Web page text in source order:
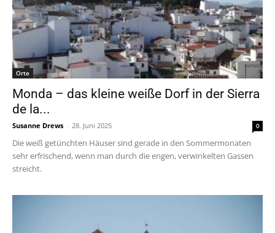
Orte
Monda – das kleine weiße Dorf in der Sierra
de la...
Susanne Drews - 28. Juni 2025 0
Die weiß getünchten Häuser sind gerade in den Sommermonaten
sehr erfrischend, wenn man durch die engen, verwinkelten Gassen
streicht.